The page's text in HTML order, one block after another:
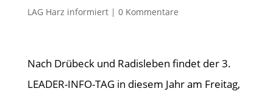
LAG Harz informiert| 0 Kommentare
Nach Drübeck und Radisleben findet der 3.
LEADER-INFO-TAG in diesem Jahr am Freitag,